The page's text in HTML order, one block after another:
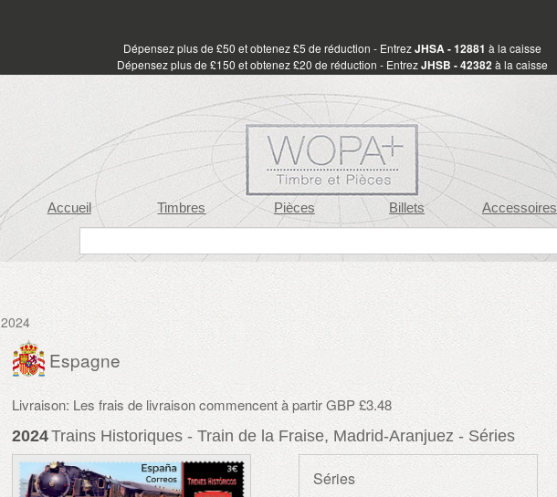
Dépensez plus de £50 et obtenez £5 de réduction - EntrezJHSA - 12881 à la caisse
Dépensez plus de £150 et obtenez £20 de réduction - EntrezJHSB - 42382à la caisse
Accueil Timbres Pièces Billets Accessoires
2024
Espagne
Livraison: Les frais de livraison commencent à partir GBP £3.48
2024Trains Historiques - Train de la Fraise, Madrid-Aranjuez - Séries
Séries